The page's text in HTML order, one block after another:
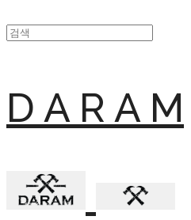
D A R A M